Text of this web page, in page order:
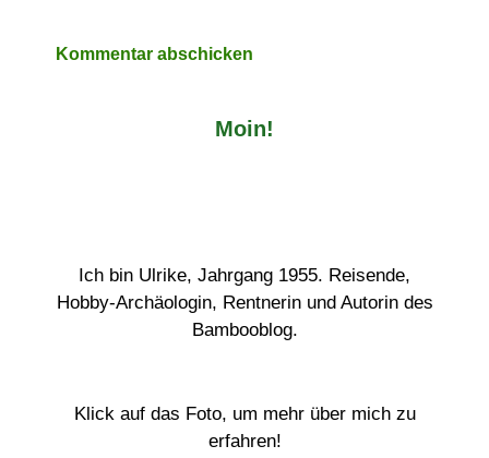
Moin!
Ich bin Ulrike, Jahrgang 1955. Reisende,
Hobby-Archäologin, Rentnerin und Autorin des
Bambooblog.
Klick auf das Foto, um mehr über mich zu
erfahren!